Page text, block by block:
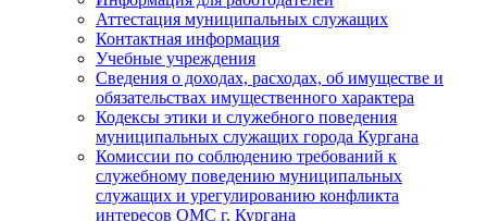
Аттестация муниципальных служащих
Контактная информация
Учебные учреждения
Сведения о доходах, расходах, об имуществе и
обязательствах имущественного характера
Кодексы этики и служебного поведения
муниципальных служащих города Кургана
Комиссии по соблюдению требований к
служебному поведению муниципальных
служащих и урегулированию конфликта
интересов ОМС г. Кургана